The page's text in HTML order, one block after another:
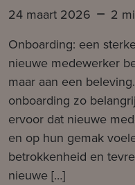
24 maart 2026
2
Onboarding: een
nieuwe medewerker
maar aan een
onboarding zo
ervoor dat nieuwe
en op hun gemak
betrokkenheid en
nieuwe […]